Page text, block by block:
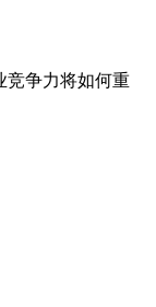
竞争力将如何重